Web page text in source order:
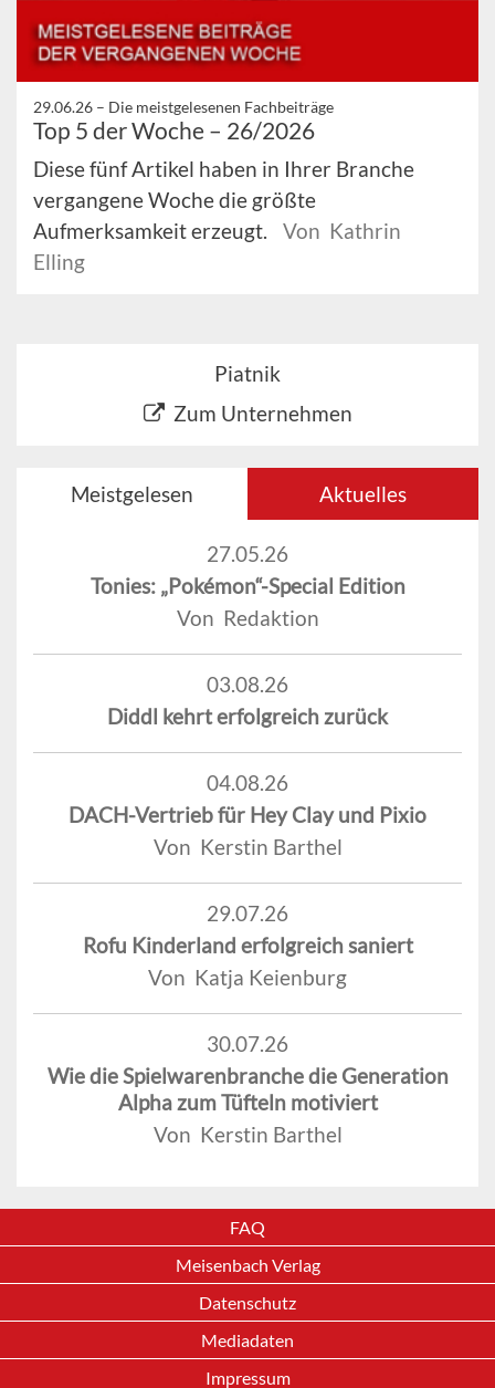
29.06.26 – Die meistgelesenen Fachbeiträge
Top 5 der Woche – 26/2026
Diese fünf Artikel haben in Ihrer Branche
vergangene Woche die größte
Aufmerksamkeit erzeugt.
Von Kathrin
Elling
Piatnik
Zum Unternehmen
Meistgelesen Aktuelles
27.05.26
Tonies: „Pokémon“-Special Edition
Von Redaktion
03.08.26
Diddl kehrt erfolgreich zurück
04.08.26
DACH-Vertrieb für Hey Clay und Pixio
Von Kerstin Barthel
29.07.26
Rofu Kinderland erfolgreich saniert
Von Katja Keienburg
30.07.26
Wie die Spielwarenbranche die Generation
Alpha zum Tüfteln motiviert
Von Kerstin Barthel
FAQ
Meisenbach Verlag
Datenschutz
Mediadaten
Impressum